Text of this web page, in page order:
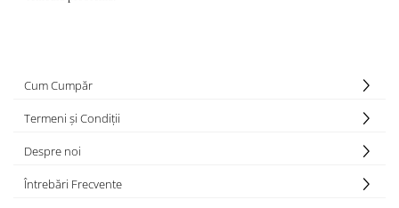
Cum Cumpăr
Termeni și Condiții
Despre noi
Întrebări Frecvente